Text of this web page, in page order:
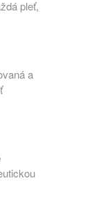
pleť,
a